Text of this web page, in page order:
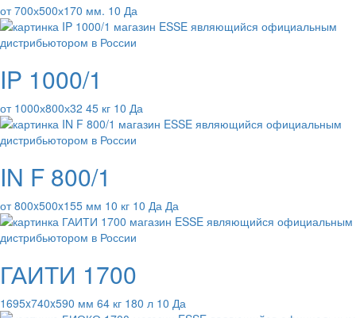
от 700х500х170 мм. 10 Да
IP 1000/1
от 1000х800х32 45 кг 10 Да
IN F 800/1
от 800x500x155 мм 10 кг 10 Да Да
ГАИТИ 1700
1695x740x590 мм 64 кг 180 л 10 Да